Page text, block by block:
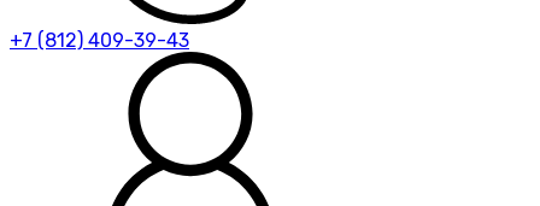
+7 (812) 409-39-43